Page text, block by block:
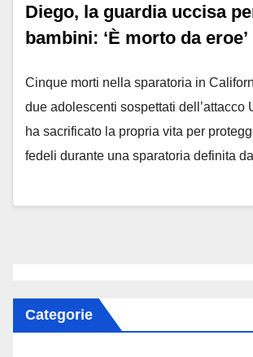
Diego, la guardia uccisa
bambini: ‘È morto da eroe’
Cinque morti nella sparatoria in
due adolescenti sospettati dell’attacco
ha sacrificato la propria vita per
fedeli durante una sparatoria definita
Categorie